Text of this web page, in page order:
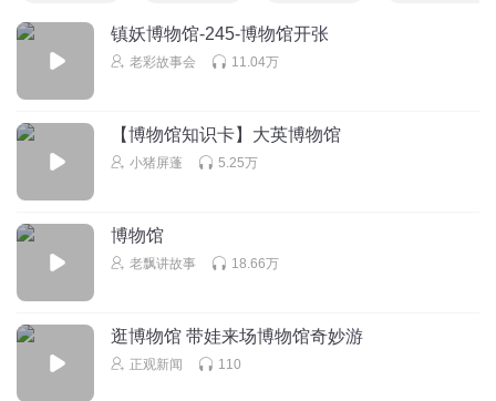
镇妖博物馆-245-博物馆开张
老彩故事会 11.04万
【博物馆知识卡】大英博物馆
小猪屏蓬 5.25万
博物馆
老飘讲故事 18.66万
逛博物馆 带娃来场博物馆奇妙游
正观新闻 110